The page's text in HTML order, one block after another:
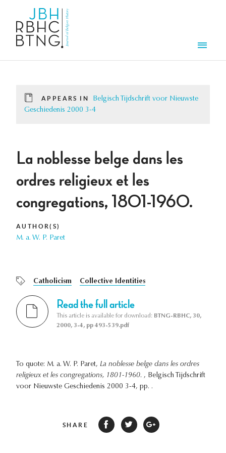
APPEARS IN
Belgisch Tijdschrift voor Nieuwste
Geschiedenis 2000 3-4
La noblesse belge dans les
ordres religieux et les
congregations, 1801-1960.
AUTHOR(S)
M. a. W. P. Paret
Catholicism Collective Identities
Read the full article
This article is available for download: BTNG-RBHC, 30,
2000, 3-4, pp 493-539.pdf
To quote: M. a. W. P. Paret, La noblesse belge dans les ordres
religieux et les congregations, 1801-1960. , Belgisch Tijdschrift
voor Nieuwste Geschiedenis 2000 3-4, pp. .
SHARE